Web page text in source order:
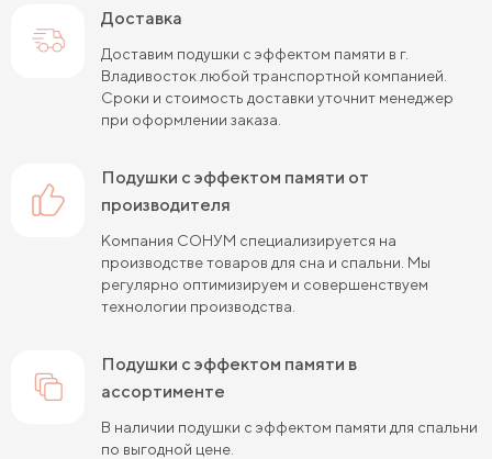
Доставка
Доставим подушки с эффектом памяти в г.
Владивосток любой транспортной компанией.
Сроки и стоимость доставки уточнит менеджер
при оформлении заказа.
подушки с эффектом памяти от
производителя
Компания СОНУМ специализируется на
производстве товаров для сна и спальни. Мы
регулярно оптимизируем и совершенствуем
технологии производства.
подушки с эффектом памяти в
ассортименте
В наличии подушки с эффектом памяти для спальни
по выгодной цене.